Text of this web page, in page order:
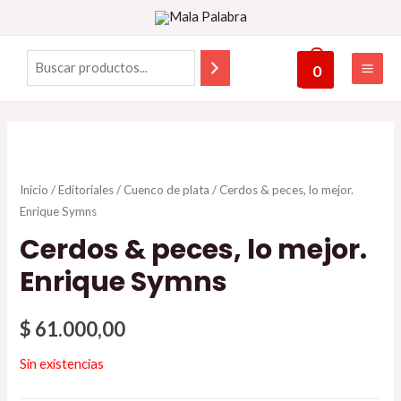
0
Inicio /Editoriales/ Cuenco de plata / Cerdos & peces, lo mejor.
Enrique Symns
Cerdos & peces, lo mejor.
Enrique Symns
$ 61.000,00
Sin existencias